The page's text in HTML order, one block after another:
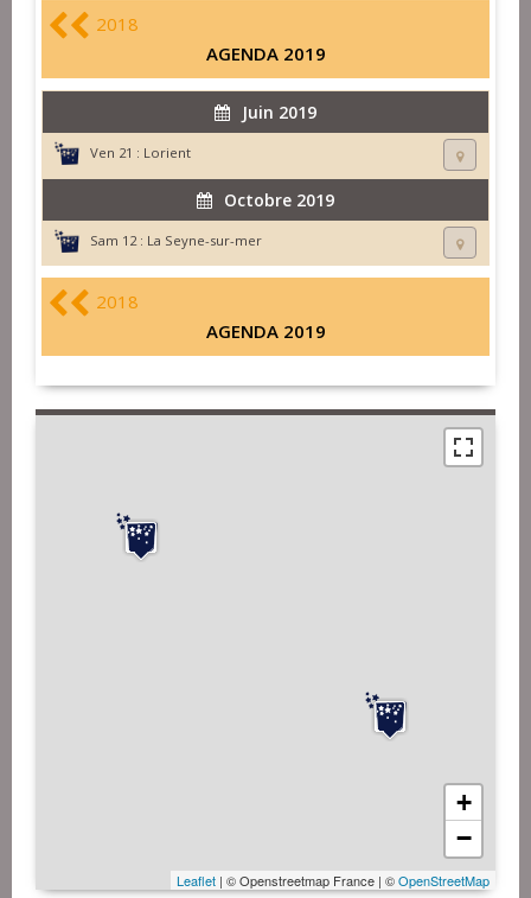
2018
AGENDA 2019
Juin 2019
Ven 21 : Lorient
Octobre 2019
Sam 12 : La Seyne-sur-mer
2018
AGENDA 2019
+
−
Leaflet | © Openstreetmap France | ©OpenStreetMap